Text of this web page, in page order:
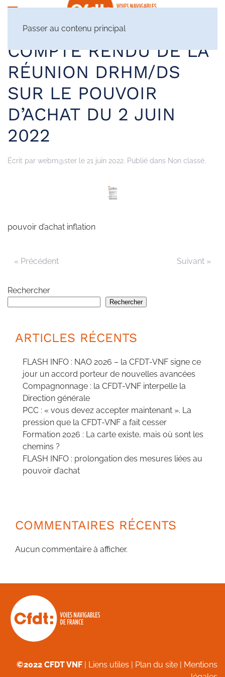
Passer au contenu principal
COMPTE RENDU DE LA
RÉUNION DRHM/DS
SUR LE POUVOIR
D’ACHAT DU 2 JUIN
2022
Écrit par webm@ster le 21 juin 2022. Publié dans Non classé.
pouvoir d’achat inflation
« Précédent Suivant »
Rechercher
Rechercher
ARTICLES RÉCENTS
FLASH INFO : NAO 2026 – la CFDT-VNF signe ce
jour un accord porteur de nouvelles avancées
Compagnonnage : la CFDT-VNF interpelle la
Direction générale
PCC : « vous devez accepter maintenant ». La
pression que la CFDT-VNF a fait cesser
Formation 2026 : La carte existe, mais où sont les
chemins ?
FLASH INFO : prolongation des mesures liées au
pouvoir d’achat
COMMENTAIRES RÉCENTS
Aucun commentaire à afficher.
©2022 CFDT VNF | Liens utiles | Plan du site | Mentions